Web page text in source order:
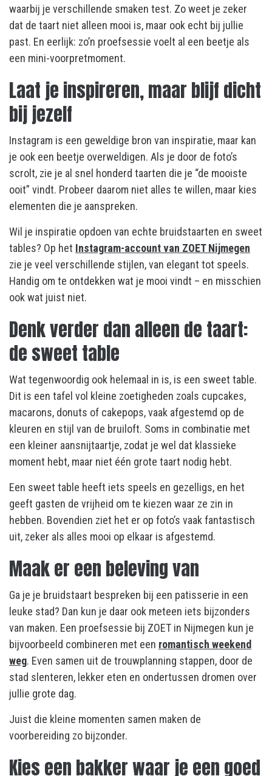
waarbij je verschillende smaken test. Zo weet je zeker
dat de taart niet alleen mooi is, maar ook echt bij jullie
past. En eerlijk: zo’n proefsessie voelt al een beetje als
een mini-voorpretmoment.
Laat je inspireren, maar blijf dicht
bij jezelf
Instagram is een geweldige bron van inspiratie, maar kan
je ook een beetje overweldigen. Als je door de foto’s
scrolt, zie je al snel honderd taarten die je “de mooiste
ooit” vindt. Probeer daarom niet alles te willen, maar kies
elementen die je aanspreken.
Wil je inspiratie opdoen van echte bruidstaarten en sweet
tables? Op het Instagram-account van ZOET Nijmegen
zie je veel verschillende stijlen, van elegant tot speels.
Handig om te ontdekken wat je mooi vindt – en misschien
ook wat juist niet.
Denk verder dan alleen de taart:
de sweet table
Wat tegenwoordig ook helemaal in is, is een sweet table.
Dit is een tafel vol kleine zoetigheden zoals cupcakes,
macarons, donuts of cakepops, vaak afgestemd op de
kleuren en stijl van de bruiloft. Soms in combinatie met
een kleiner aansnijtaartje, zodat je wel dat klassieke
moment hebt, maar niet één grote taart nodig hebt.
Een sweet table heeft iets speels en gezelligs, en het
geeft gasten de vrijheid om te kiezen waar ze zin in
hebben. Bovendien ziet het er op foto’s vaak fantastisch
uit, zeker als alles mooi op elkaar is afgestemd.
Maak er een beleving van
Ga je je bruidstaart bespreken bij een patisserie in een
leuke stad? Dan kun je daar ook meteen iets bijzonders
van maken. Een proefsessie bij ZOET in Nijmegen kun je
bijvoorbeeld combineren met een romantisch weekend
weg. Even samen uit de trouwplanning stappen, door de
stad slenteren, lekker eten en ondertussen dromen over
jullie grote dag.
Juist die kleine momenten samen maken de
voorbereiding zo bijzonder.
Kies een bakker waar je een goed